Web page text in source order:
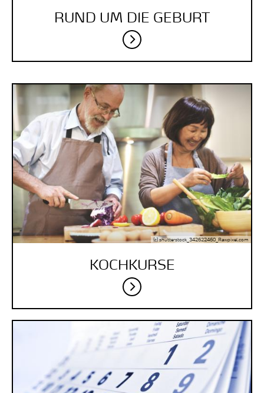
RUND UM DIE GEBURT
(c) shutterstock_342622460_Rawpixel.com
KOCHKURSE